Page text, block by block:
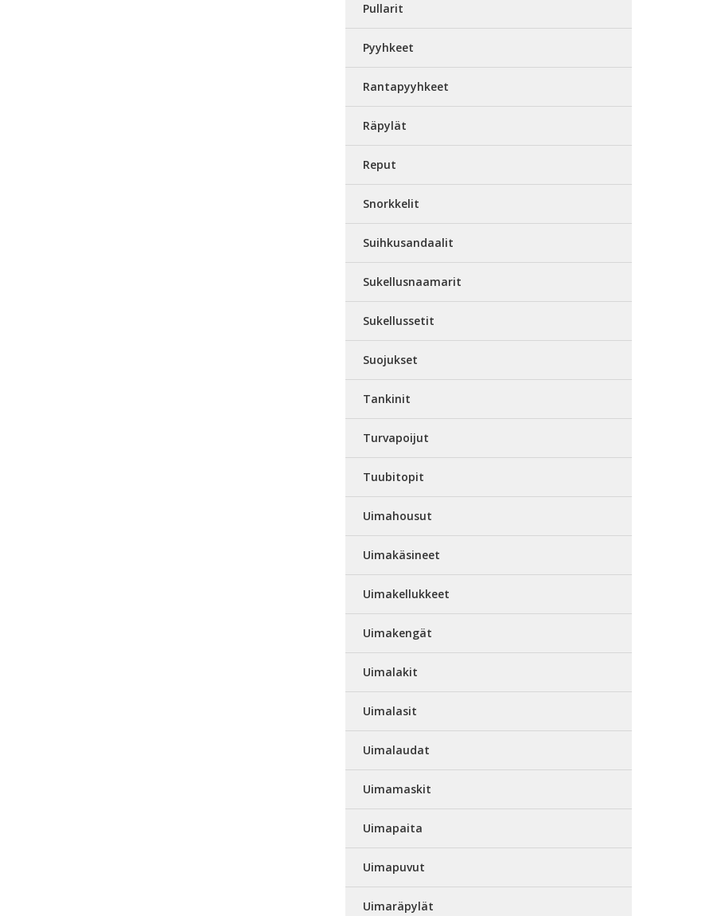
Pullarit
Pyyhkeet
Rantapyyhkeet
Räpylät
Reput
Snorkkelit
Suihkusandaalit
Sukellusnaamarit
Sukellussetit
Suojukset
Tankinit
Turvapoijut
Tuubitopit
Uimahousut
Uimakäsineet
Uimakellukkeet
Uimakengät
Uimalakit
Uimalasit
Uimalaudat
Uimamaskit
Uimapaita
Uimapuvut
Uimaräpylät